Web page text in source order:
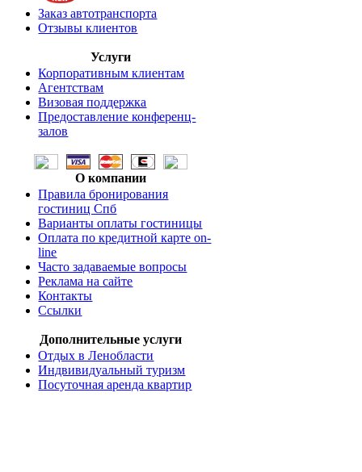
Заказ автотранспорта
Отзывы клиентов
Услуги
Корпоративным клиентам
Агентствам
Визовая поддержка
Предоставление конференц-
залов
О компании
Правила бронирования
гостиниц Спб
Варианты оплаты гостиницы
Оплата по кредитной карте on-
line
Часто задаваемые вопросы
Реклама на сайте
Контакты
Ссылки
Дополнительные услуги
Отдых в Ленобласти
Индвивидуальный туризм
Посуточная аренда квартир